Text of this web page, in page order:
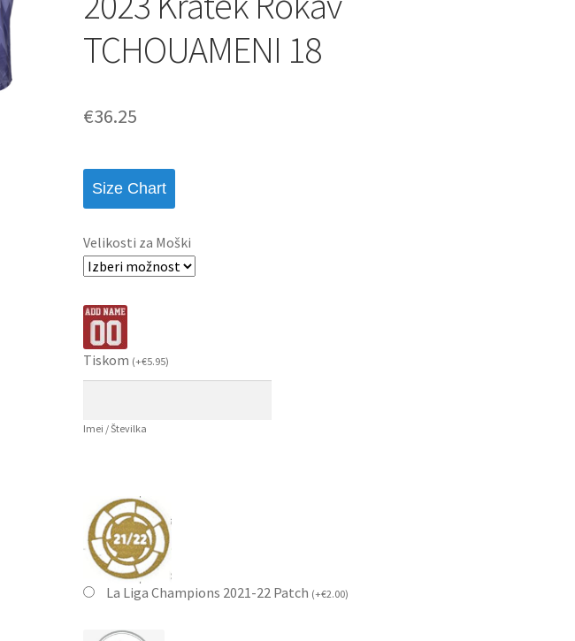
TCHOUAMENI 18
€36.25
Size Chart
Velikosti za Moški
Tiskom (+€5.95)
Imei / Številka
La Liga Champions 2021-22 Patch (+€2.00)